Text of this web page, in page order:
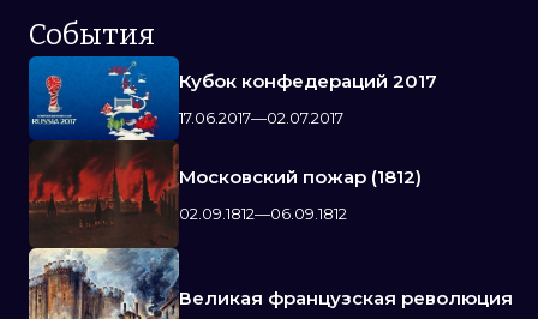
События
Кубок конфедераций 2017
17.06.2017—02.07.2017
Московский пожар (1812)
02.09.1812—06.09.1812
Великая французская революция